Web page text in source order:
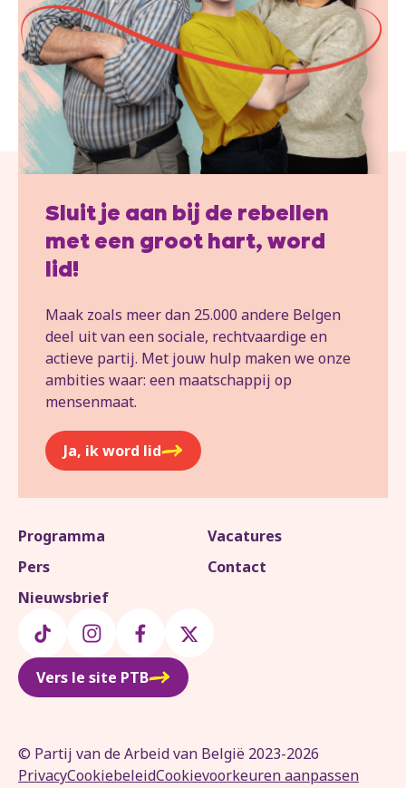
Sluit je aan bij de rebellen
met een groot hart, word
lid!
Maak zoals meer dan 25.000 andere Belgen
deel uit van een sociale, rechtvaardige en
actieve partij. Met jouw hulp maken we onze
ambities waar: een maatschappij op
mensenmaat.
Ja, ik word lid
Programma
Vacatures
Pers
Contact
Nieuwsbrief
Vers le site PTB
© Partij van de Arbeid van België 2023-2026
PrivacyCookiebeleidCookievoorkeuren aanpassen